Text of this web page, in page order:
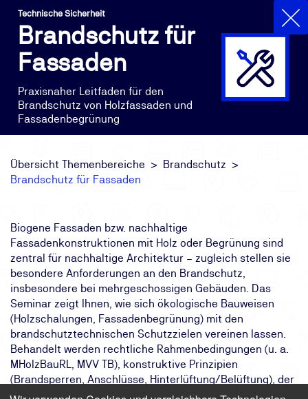
Technische Sicherheit
Brandschutz für
Fassaden
Praxisnaher Leitfaden für den
Brandschutz von Holzfassaden und
Fassadenbegrünung
Übersicht Themenbereiche
Brandschutz
Brandschutz für Fassaden
Biogene Fassaden bzw. nachhaltige
Fassadenkonstruktionen mit Holz oder Begrünung sind
zentral für nachhaltige Architektur – zugleich stellen sie
besondere Anforderungen an den Brandschutz,
insbesondere bei mehrgeschossigen Gebäuden. Das
Seminar zeigt Ihnen, wie sich ökologische Bauweisen
(Holzschalungen, Fassadenbegrünung) mit den
brandschutztechnischen Schutzzielen vereinen lassen.
Behandelt werden rechtliche Rahmenbedingungen (u. a.
MHolzBauRL, MVV TB), konstruktive Prinzipien
(Brandsperren, Anschlüsse, Hinterlüftung/Belüftung), der
Einfluss der Raumbranddynamik auf die Fassade sowie